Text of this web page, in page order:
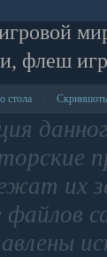
флеш
стола
их